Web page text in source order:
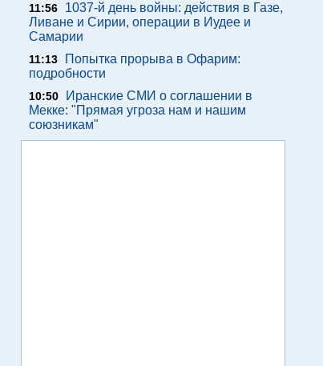
11:56
1037-й день войны: действия в Газе,
Ливане и Сирии, операции в Иудее и
Самарии
11:13
Попытка прорыва в Офарим:
подробности
10:50
Иранские СМИ о соглашении в
Мекке: "Прямая угроза нам и нашим
союзникам"